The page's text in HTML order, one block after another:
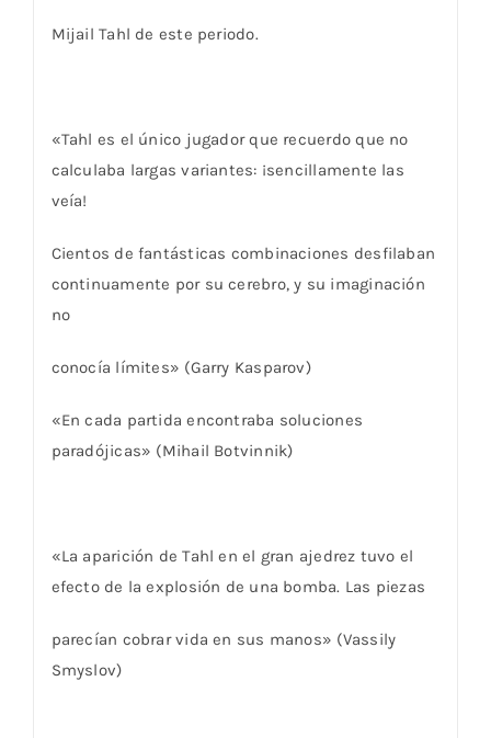
Mijail Tahl de este periodo.
«Tahl es el único jugador que recuerdo que no
calculaba largas variantes: ¡sencillamente las
veía!
Cientos de fantásticas combinaciones desfilaban
continuamente por su cerebro, y su imaginación
no
conocía límites» (Garry Kasparov)
«En cada partida encontraba soluciones
paradójicas» (Mihail Botvinnik)
«La aparición de Tahl en el gran ajedrez tuvo el
efecto de la explosión de una bomba. Las piezas
parecían cobrar vida en sus manos» (Vassily
Smyslov)